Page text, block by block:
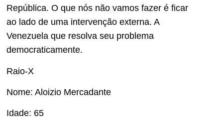
República. O que nós não vamos fazer é ficar
ao lado de uma intervenção externa. A
Venezuela que resolva seu problema
democraticamente.
Raio-X
Nome: Aloizio Mercadante
Idade: 65